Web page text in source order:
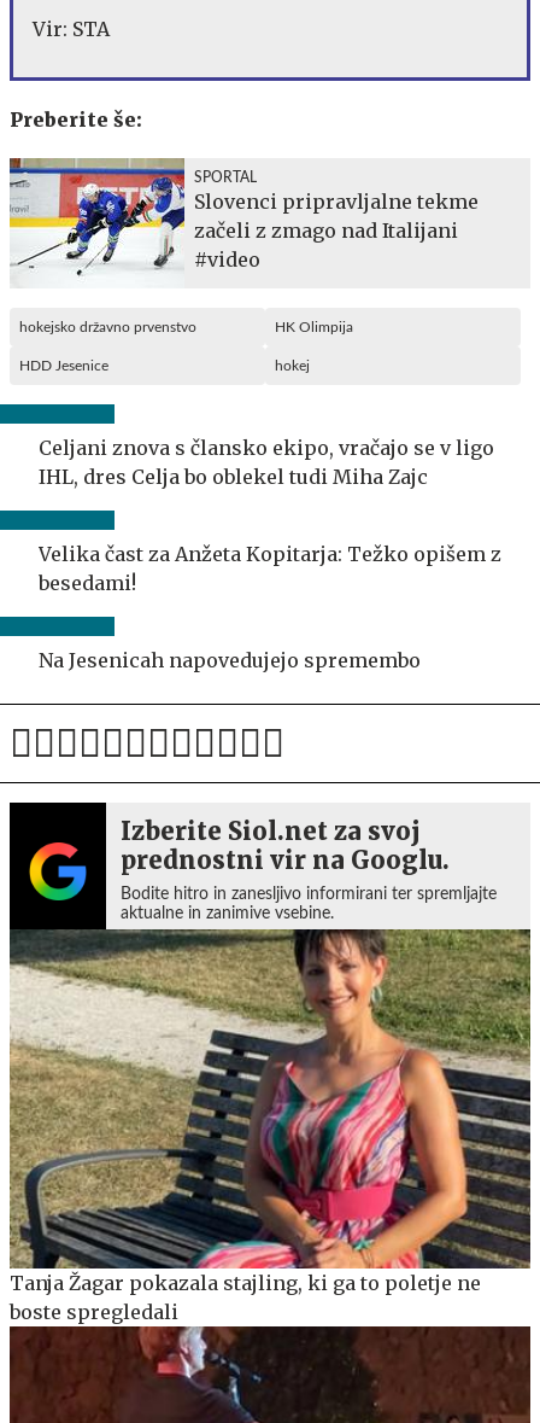
Vir: STA
Preberite še:
SPORTAL
Slovenci pripravljalne tekme
začeli z zmago nad Italijani
#video
hokejsko državno prvenstvo HK Olimpija
HDD Jesenice hokej
Celjani znova s člansko ekipo, vračajo se v ligo
IHL, dres Celja bo oblekel tudi Miha Zajc
Velika čast za Anžeta Kopitarja: Težko opišem z
besedami!
Na Jesenicah napovedujejo spremembo
Izberite Siol.net za svoj
prednostni vir na Googlu.
Bodite hitro in zanesljivo informirani ter spremljajte
aktualne in zanimive vsebine.
Tanja Žagar pokazala stajling, ki ga to poletje ne
boste spregledali